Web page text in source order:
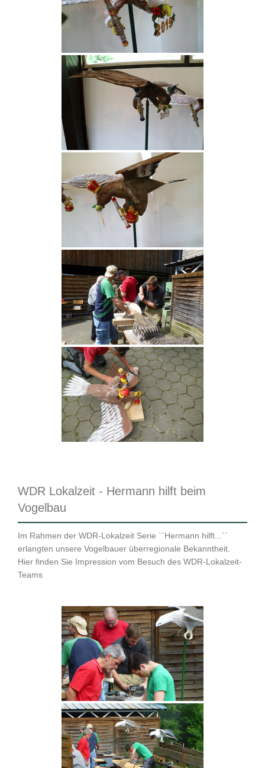
WDR Lokalzeit - Hermann hilft beim
Vogelbau
Im Rahmen der WDR-Lokalzeit Serie ``Hermann hilft...``
erlangten unsere Vogelbauer überregionale Bekanntheit.
Hier finden Sie Impression vom Besuch des WDR-Lokalzeit-
Teams